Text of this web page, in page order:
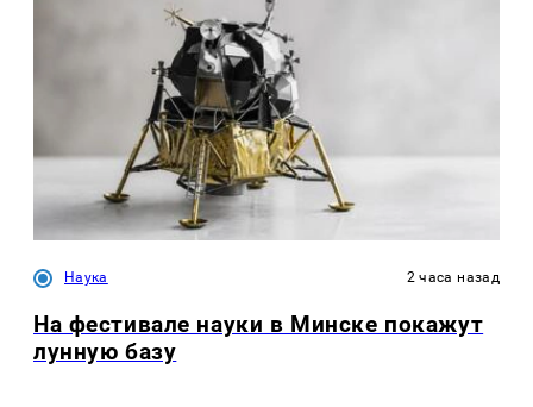
Наука 2 часа назад
На фестивале науки в Минске покажут
лунную базу